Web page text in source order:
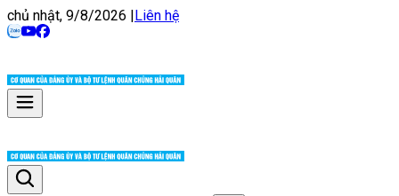
chủ nhật, 9/8/2026 |Liên hệ